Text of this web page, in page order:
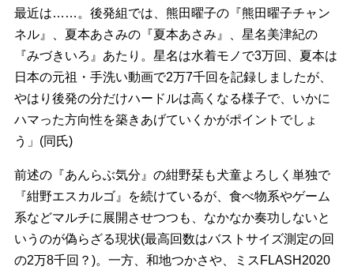
最近は……。後発組では、熊田曜子の『熊田曜子チャン
ネル』、夏本あさみの『夏本あさみ』、星名美津紀の
『みづきいろ』あたり。星名は水着モノで3万回、夏本は
日本の元祖・手洗い動画で2万7千回を記録しましたが、
やはり後発の分だけハードルは高くなる様子で、いかに
ハマった方向性を築きあげていくかがポイントでしょ
う」(同氏)
前述の『あんらぶ気分』の紺野栞も犬童よろしく単独で
『紺野エスカルゴ』を続けているが、食べ物系やゲーム
系などマルチに展開させつつも、なかなか奏功しないと
いうのが偽らざる現状(最高回数はバストサイズ測定の回
の2万8千回？)。一方、和地つかさや、ミスFLASH2020